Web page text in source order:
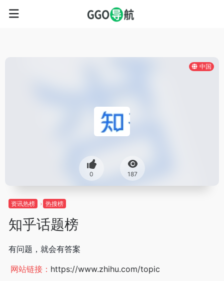
中国
0 187
资讯热榜 热搜榜
知乎话题榜
有问题，就会有答案
网站链接： https://www.zhihu.com/topic